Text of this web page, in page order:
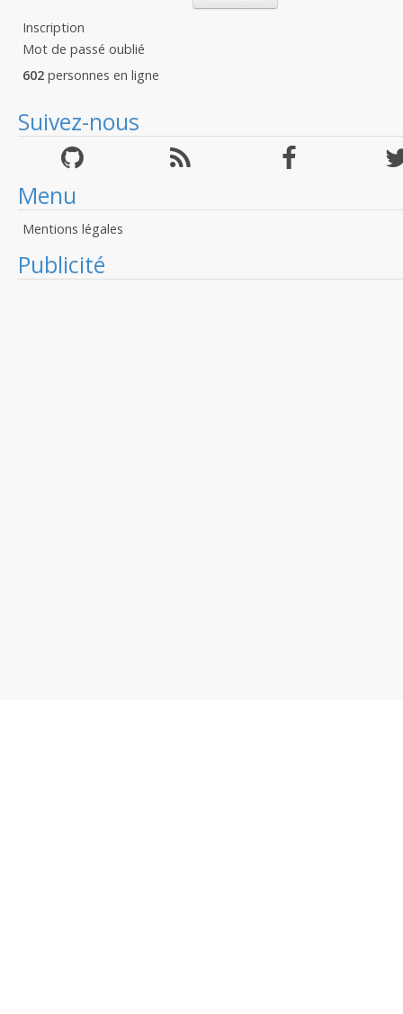
Inscription
Mot de passé oublié
602 personnes en ligne
Suivez-nous
Menu
Mentions légales
Publicité